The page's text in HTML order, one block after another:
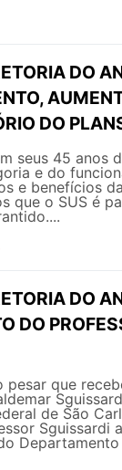
DO
DO
seus 45 anos
e do
e benefícios
que o SUS é
DO
DO
pesar que
de São
Sguissardi
Departamento